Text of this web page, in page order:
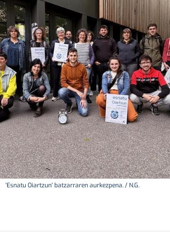
'Esnatu Oiartzun' batzarraren aurkezpena. / N.G.